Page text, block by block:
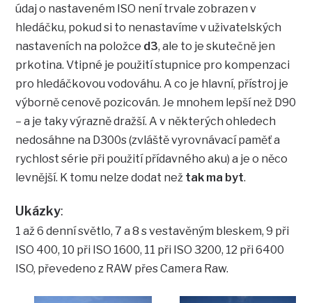
údaj o nastaveném ISO není trvale zobrazen v
hledáčku, pokud si to nenastavíme v uživatelských
nastaveních na položce d3, ale to je skutečně jen
prkotina. Vtipné je použití stupnice pro kompenzaci
pro hledáčkovou vodováhu. A co je hlavní, přístroj je
výborně cenově pozicován. Je mnohem lepší než D90
– a je taky výrazně dražší. A v některých ohledech
nedosáhne na D300s (zvláště vyrovnávací paměť a
rychlost série při použití přídavného aku) a je o něco
levnější. K tomu nelze dodat než tak ma byt.
Ukázky:
1 až 6 denní světlo, 7 a 8 s vestavěným bleskem, 9 při
ISO 400, 10 při ISO 1600, 11 při ISO 3200, 12 při 6400
ISO, převedeno z RAW přes Camera Raw.